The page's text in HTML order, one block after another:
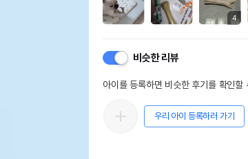
법에 의한 인증,허가 등을
제조자,수입품의 경우
수입자를 함께 표기
AS책임자와 전화번호 또는
4
비슷한 리뷰
아이를 등록하면 비슷한 후기를 확인할
우리 아이 등록하러 가기